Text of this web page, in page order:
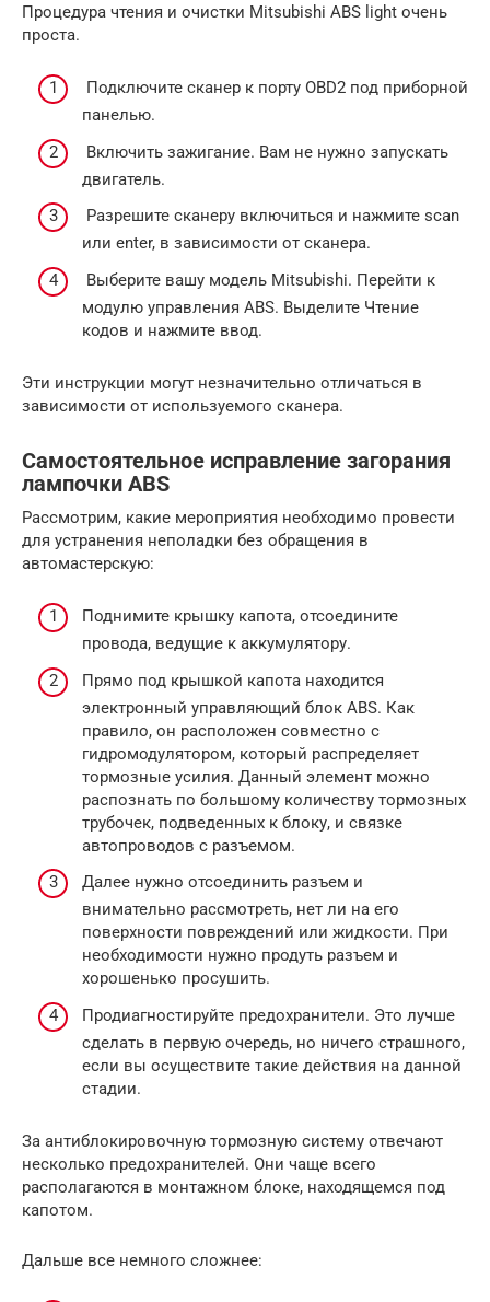
Процедура чтения и очистки Mitsubishi ABS light очень
проста.
Подключите сканер к порту OBD2 под приборной
панелью.
Включить зажигание. Вам не нужно запускать
двигатель.
Разрешите сканеру включиться и нажмите scan
или enter, в зависимости от сканера.
Выберите вашу модель Mitsubishi. Перейти к
модулю управления ABS. Выделите Чтение
кодов и нажмите ввод.
Эти инструкции могут незначительно отличаться в
зависимости от используемого сканера.
Самостоятельное исправление загорания
лампочки ABS
Рассмотрим, какие мероприятия необходимо провести
для устранения неполадки без обращения в
автомастерскую:
Поднимите крышку капота, отсоедините
провода, ведущие к аккумулятору.
Прямо под крышкой капота находится
электронный управляющий блок ABS. Как
правило, он расположен совместно с
гидромодулятором, который распределяет
тормозные усилия. Данный элемент можно
распознать по большому количеству тормозных
трубочек, подведенных к блоку, и связке
автопроводов с разъемом.
Далее нужно отсоединить разъем и
внимательно рассмотреть, нет ли на его
поверхности повреждений или жидкости. При
необходимости нужно продуть разъем и
хорошенько просушить.
Продиагностируйте предохранители. Это лучше
сделать в первую очередь, но ничего страшного,
если вы осуществите такие действия на данной
стадии.
За антиблокировочную тормозную систему отвечают
несколько предохранителей. Они чаще всего
располагаются в монтажном блоке, находящемся под
капотом.
Дальше все немного сложнее: